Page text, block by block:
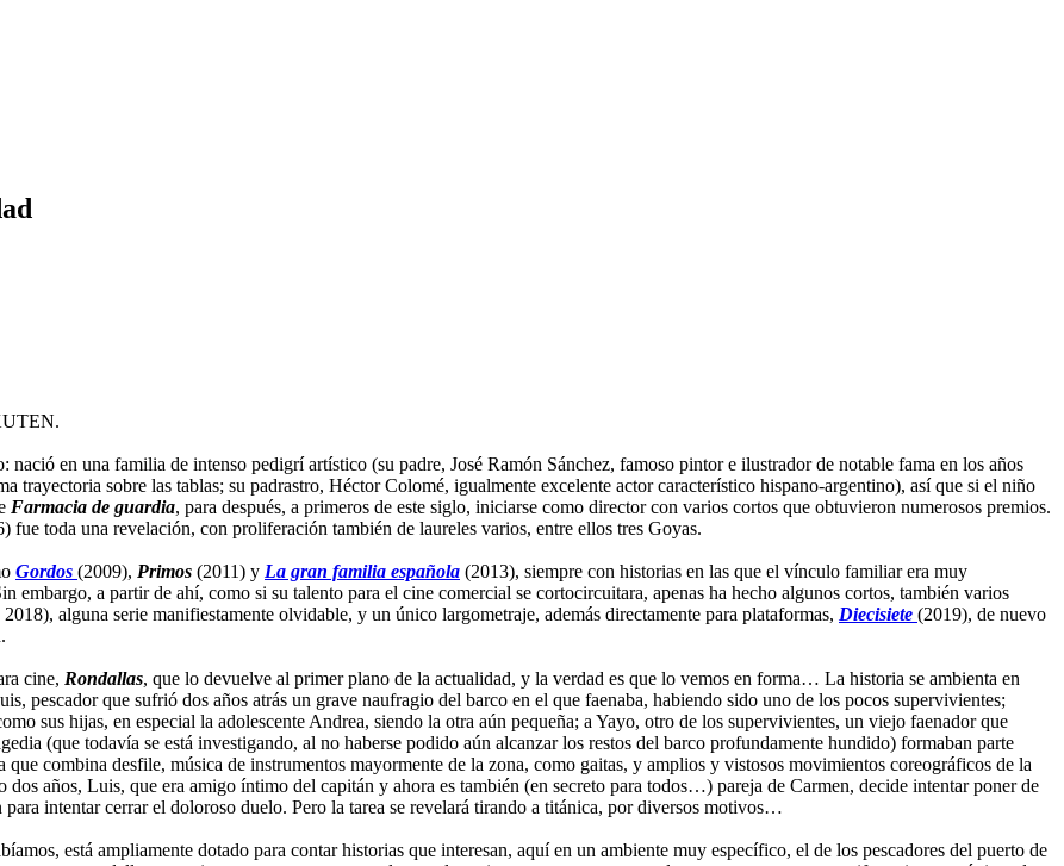
en una familia de intenso pedigrí artístico (su padre, José Ramón Sánchez, famoso pintor e ilustrador de notable fama en los años
trayectoria sobre las tablas; su padrastro, Héctor Colomé, igualmente excelente actor característico hispano-argentino), así que si el niño
Farmacia de guardia, para después, a primeros de este siglo, iniciarse como director con varios cortos que obtuvieron numerosos premios.
fue toda una revelación, con proliferación también de laureles varios, entre ellos tres Goyas.
Gordos (2009), Primos (2011) y La gran familia española (2013), siempre con historias en las que el vínculo familiar era muy
embargo, a partir de ahí, como si su talento para el cine comercial se cortocircuitara, apenas ha hecho algunos cortos, también varios
alguna serie manifiestamente olvidable, y un único largometraje, además directamente para plataformas, Diecisiete (2019), de nuevo
cine, Rondallas, que lo devuelve al primer plano de la actualidad, y la verdad es que lo vemos en forma… La historia se ambienta en
pescador que sufrió dos años atrás un grave naufragio del barco en el que faenaba, habiendo sido uno de los pocos supervivientes;
sus hijas, en especial la adolescente Andrea, siendo la otra aún pequeña; a Yayo, otro de los supervivientes, un viejo faenador que
(que todavía se está investigando, al no haberse podido aún alcanzar los restos del barco profundamente hundido) formaban parte
combina desfile, música de instrumentos mayormente de la zona, como gaitas, y amplios y vistosos movimientos coreográficos de la
dos años, Luis, que era amigo íntimo del capitán y ahora es también (en secreto para todos…) pareja de Carmen, decide intentar poner de
intentar cerrar el doloroso duelo. Pero la tarea se revelará tirando a titánica, por diversos motivos…
está ampliamente dotado para contar historias que interesan, aquí en un ambiente muy específico, el de los pescadores del puerto de